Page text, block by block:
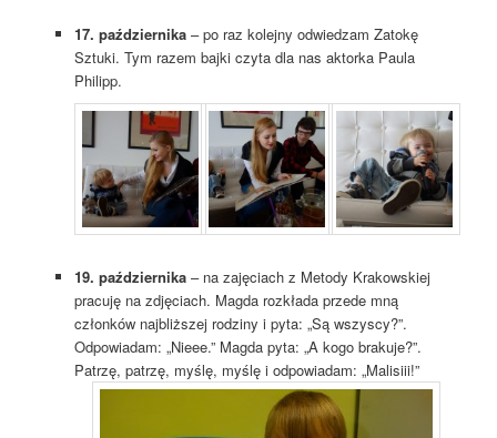
17. października– po raz kolejny odwiedzam Zatokę
Sztuki. Tym razem bajki czyta dla nas aktorka Paula
Philipp.
19. października– na zajęciach z Metody Krakowskiej
pracuję na zdjęciach. Magda rozkłada przede mną
członków najbliższej rodziny i pyta: „Są wszyscy?”.
Odpowiadam: „Nieee.” Magda pyta: „A kogo brakuje?”.
Patrzę, patrzę, myślę, myślę i odpowiadam: „Malisiii!”